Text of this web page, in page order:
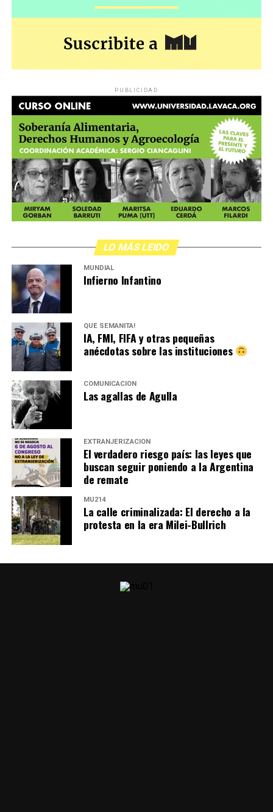
PUBLICIDAD
LO MÁS LEIDO
MUNDIAL
Infierno Infantino
QUÉ SEMANITA!
IA, FMI, FIFA y otras pequeñas
anécdotas sobre las instituciones
COMUNICACIÓN
Las agallas de Agulla
EXTRANJERIZACIÓN
El verdadero riesgo país: las leyes que
buscan seguir poniendo a la Argentina
de remate
MU214
La calle criminalizada: El derecho a la
protesta en la era Milei-Bullrich